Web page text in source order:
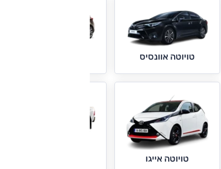
טויוטה אוונסיס
טויוטה אייגו